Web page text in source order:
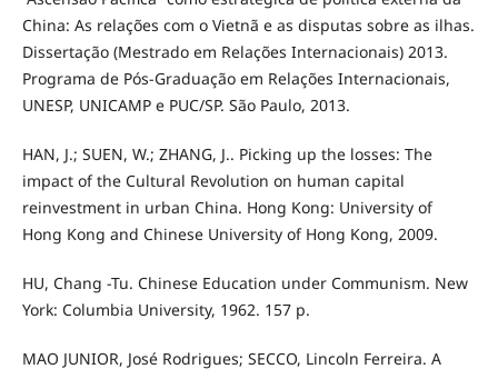
China: As relações com o Vietnã e as disputas sobre as ilhas.
Dissertação (Mestrado em Relações Internacionais) 2013.
Programa de Pós-Graduação em Relações Internacionais,
UNESP, UNICAMP e PUC/SP. São Paulo, 2013.
HAN, J.; SUEN, W.; ZHANG, J.. Picking up the losses: The
impact of the Cultural Revolution on human capital
reinvestment in urban China. Hong Kong: University of
Hong Kong and Chinese University of Hong Kong, 2009.
HU, Chang -Tu. Chinese Education under Communism. New
York: Columbia University, 1962. 157 p.
MAO JUNIOR, José Rodrigues; SECCO, Lincoln Ferreira. A